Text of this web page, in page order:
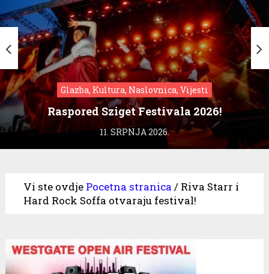
Glazba, Kultura, Naslovnica, Vijesti
Raspored Sziget Festivala 2026!
11. SRPNJA 2026.
Vi ste ovdje Pocetna stranica / Riva Starr i
Hard Rock Soffa otvaraju festival!